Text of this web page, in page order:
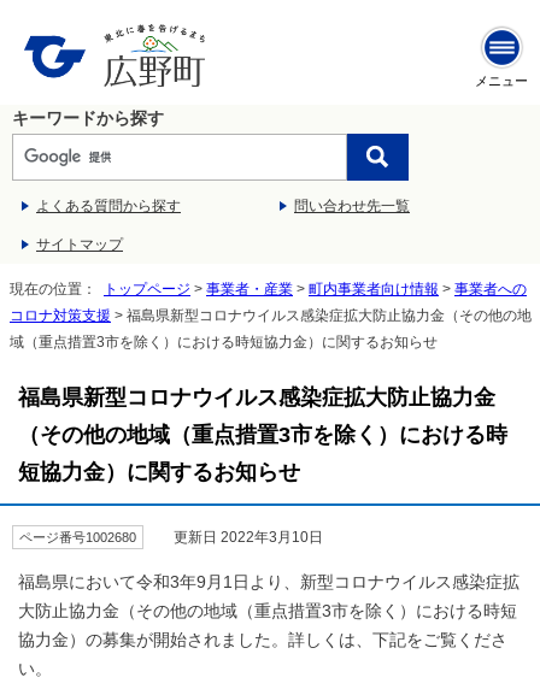
メニュー
キーワードから探す
よくある質問から探す 問い合わせ先一覧
サイトマップ
現在の位置： トップページ > 事業者・産業 > 町内事業者向け情報 > 事業者への
コロナ対策支援 > 福島県新型コロナウイルス感染症拡大防止協力金（その他の地
域（重点措置3市を除く）における時短協力金）に関するお知らせ
福島県新型コロナウイルス感染症拡大防止協力金
（その他の地域（重点措置3市を除く）における時
短協力金）に関するお知らせ
ページ番号1002680 更新日 2022年3月10日
福島県において令和3年9月1日より、新型コロナウイルス感染症拡
大防止協力金（その他の地域（重点措置3市を除く）における時短
協力金）の募集が開始されました。詳しくは、下記をご覧くださ
い。